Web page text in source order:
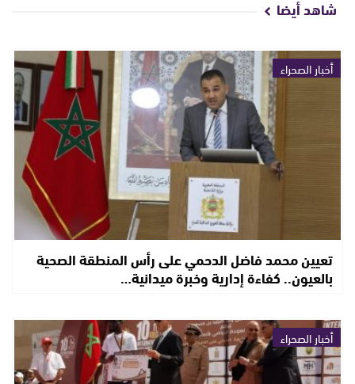
شاهد أيضا
أخبار الصحراء
تعيين محمد فاضل الدحمي على رأس المنطقة الصحية
بالعيون.. كفاءة إدارية وخبرة ميدانية…
أخبار الصحراء